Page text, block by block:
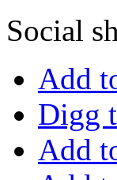
Social
Add
Digg
Add